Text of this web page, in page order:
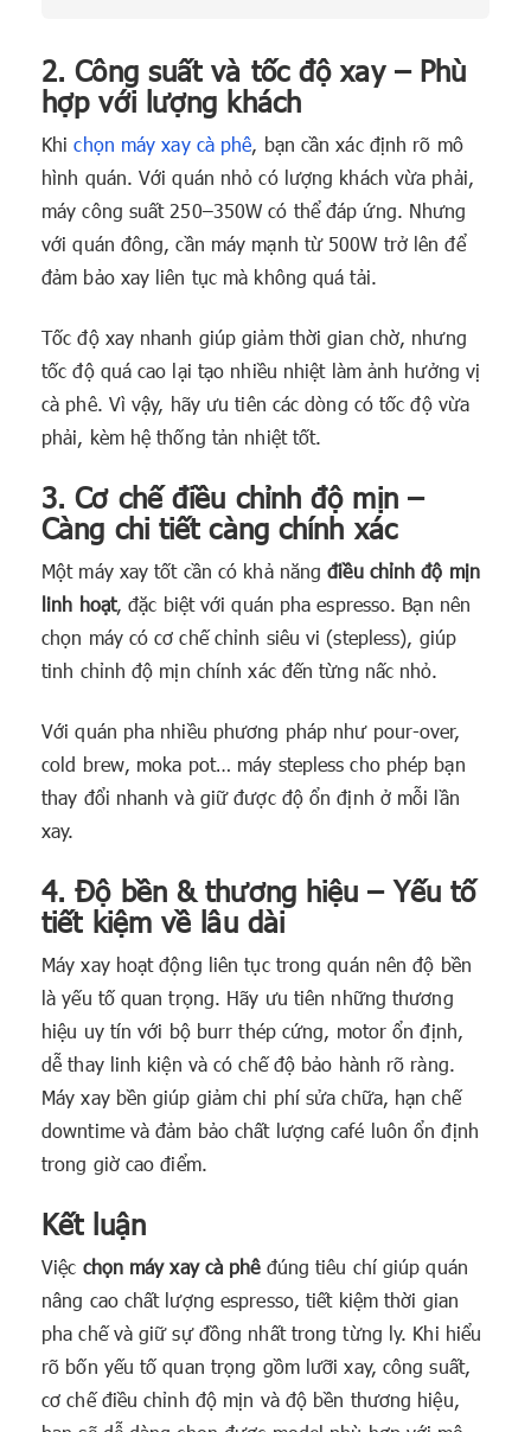
2. Công suất và tốc độ xay – Phù
hợp với lượng khách
Khichọn máy xay cà phê, bạn cần xác định rõ mô
hình quán. Với quán nhỏ có lượng khách vừa phải,
máy công suất 250–350W có thể đáp ứng. Nhưng
với quán đông, cần máy mạnh từ 500W trở lên để
đảm bảo xay liên tục mà không quá tải.
Tốc độ xay nhanh giúp giảm thời gian chờ, nhưng
tốc độ quá cao lại tạo nhiều nhiệt làm ảnh hưởng vị
cà phê. Vì vậy, hãy ưu tiên các dòng có tốc độ vừa
phải, kèm hệ thống tản nhiệt tốt.
3. Cơ chế điều chỉnh độ mịn –
Càng chi tiết càng chính xác
Một máy xay tốt cần có khả năngđiều chỉnh độ mịn
linh hoạt, đặc biệt với quán pha espresso. Bạn nên
chọn máy có cơ chế chỉnh siêu vi (stepless), giúp
tinh chỉnh độ mịn chính xác đến từng nấc nhỏ.
Với quán pha nhiều phương pháp như pour-over,
cold brew, moka pot… máy stepless cho phép bạn
thay đổi nhanh và giữ được độ ổn định ở mỗi lần
xay.
4. Độ bền & thương hiệu – Yếu tố
tiết kiệm về lâu dài
Máy xay hoạt động liên tục trong quán nên độ bền
là yếu tố quan trọng. Hãy ưu tiên những thương
hiệu uy tín với bộ burr thép cứng, motor ổn định,
dễ thay linh kiện và có chế độ bảo hành rõ ràng.
Máy xay bền giúp giảm chi phí sửa chữa, hạn chế
downtime và đảm bảo chất lượng café luôn ổn định
trong giờ cao điểm.
Kết luận
Việc chọn máy xay cà phêđúng tiêu chí giúp quán
nâng cao chất lượng espresso, tiết kiệm thời gian
pha chế và giữ sự đồng nhất trong từng ly. Khi hiểu
rõ bốn yếu tố quan trọng gồm lưỡi xay, công suất,
cơ chế điều chỉnh độ mịn và độ bền thương hiệu,